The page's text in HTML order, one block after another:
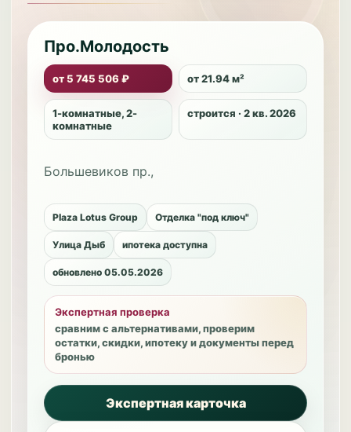
Про.Молодость
от 5 745 506 ₽ от 21.94 м²
1-комнатные, 2-
комнатные
строится · 2 кв. 2026
Большевиков пр.,
Plaza Lotus Group Отделка "под ключ"
Улица Дыб ипотека доступна
обновлено 05.05.2026
Экспертная проверка
сравним с альтернативами, проверим
остатки, скидки, ипотеку и документы перед
бронью
Экспертная карточка